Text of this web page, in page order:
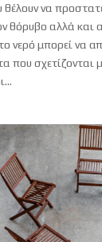
να
θόρυβο αλλά και
νερό μπορεί να
που σχετίζονται